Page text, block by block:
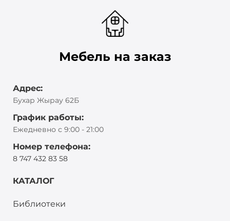
Мебель на заказ
Адрес:
Бухар Жырау 62Б
График работы:
Ежедневно с 9:00 - 21:00
Номер телефона:
8 747 432 83 58
КАТАЛОГ
Библиотеки